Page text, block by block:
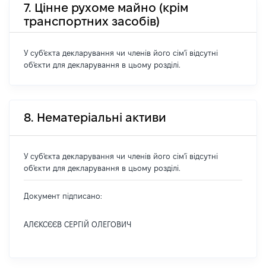
7. Цінне рухоме майно (крім
транспортних засобів)
У суб'єкта декларування чи членів його сім'ї відсутні
об'єкти для декларування в цьому розділі.
8. Нематеріальні активи
У суб'єкта декларування чи членів його сім'ї відсутні
об'єкти для декларування в цьому розділі.
Документ підписано:
АЛЄКСЄЄВ СЕРГІЙ ОЛЕГОВИЧ